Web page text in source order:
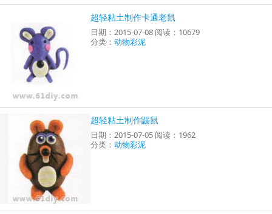
超轻粘土制作卡通老鼠
日期：2015-07-08 阅读：10679
分类：动物彩泥
超轻粘土制作鼹鼠
日期：2015-07-05 阅读：1962
分类：动物彩泥